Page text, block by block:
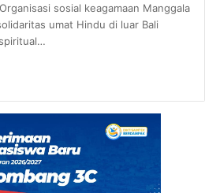
sosial keagamaan Manggala
umat Hindu di luar Bali